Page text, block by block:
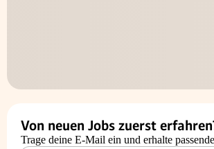
Von neuen Jobs zuerst
Trage deine E-Mail ein und erhalte